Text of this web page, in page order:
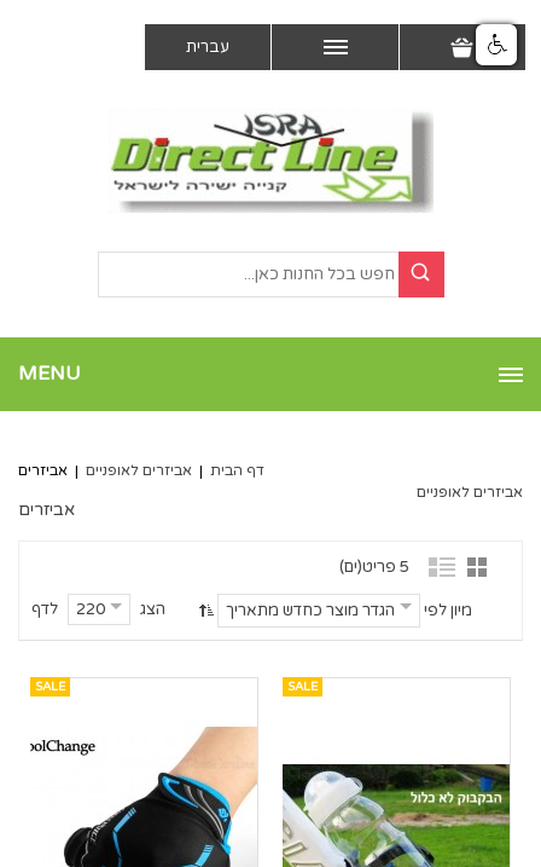
עברית
MENU
דף הבית | אביזרים לאופניים | אביזרים
אביזרים
אביזרים לאופניים
5 פריט(ים)
הצג 220 לדף מיון לפי הגדר מוצר כחדש מתאריך
SALE
SALE